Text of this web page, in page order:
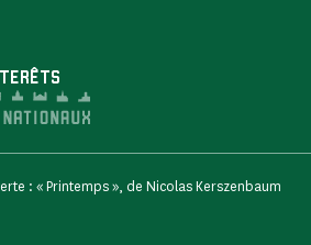
: « Printemps », de Nicolas Kerszenbaum